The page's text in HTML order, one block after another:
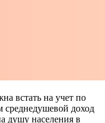
встать на учет по
среднедушевой доход
душу населения в